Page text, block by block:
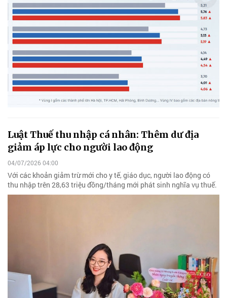
Luật Thuế thu nhập cá nhân: Thêm dư địa
giảm áp lực cho người lao động
04/07/2026 04:00
Với các khoản giảm trừ mới cho y tế, giáo dục, người lao động có
thu nhập trên 28,63 triệu đồng/tháng mới phát sinh nghĩa vụ thuế.